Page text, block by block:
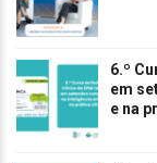
6.º
em
e na